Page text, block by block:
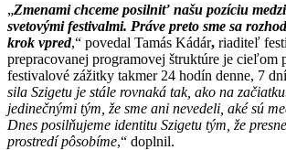
„Zmenami chceme posilniť našu pozíciu
svetovými festivalmi. Práve preto sme sa
krok vpred,“ povedal Tamás Kádár, riaditeľ
prepracovanej programovej štruktúre je cieľom
festivalové zážitky takmer 24 hodín denne, 7
sila Szigetu je stále rovnaká tak, ako na
jedinečnými tým, že sme ani nevedeli, aké sú
Dnes posilňujeme identitu Szigetu tým, že
prostredí pôsobíme,“ doplnil.